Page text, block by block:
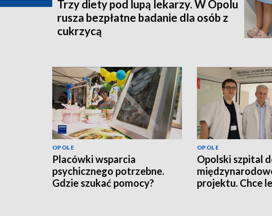
Trzy diety pod lupą lekarzy. W Opolu
rusza bezpłatne badanie dla osób z
cukrzycą
OPOLE
Placówki wsparcia
psychicznego potrzebne.
Gdzie szukać pomocy?
OPOLE
Opolski szpital
projektu. Chce